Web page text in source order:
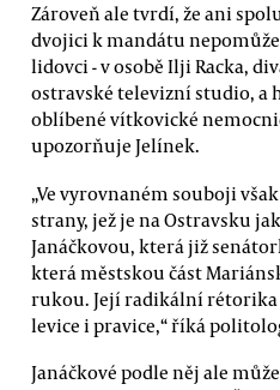
Zároveň ale tvrdí, že ani
dvojici k mandátu
lidovci - v osobě Ilji Racka,
ostravské televizní studio, a
oblíbené vítkovické
upozorňuje Jelínek.
„Ve vyrovnaném souboji
strany, jež je na Ostravsku
Janáčkovou, která již
která městskou část
rukou. Její radikální
levice i pravice,“ říká
Janáčkové podle něj ale